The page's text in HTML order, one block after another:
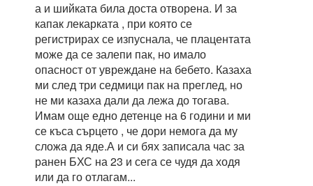
а и шийката била доста отворена. И за
капак лекарката , при която се
регистрирах се изпуснала, че плацентата
може да се залепи пак, но имало
опасност от увреждане на бебето. Казаха
ми след три седмици пак на преглед, но
не ми казаха дали да лежа до тогава.
Имам още едно детенце на 6 години и ми
се къса сърцето , че дори немога да му
сложа да яде.А и си бях записала час за
ранен БХС на 23 и сега се чудя да ходя
или да го отлагам...